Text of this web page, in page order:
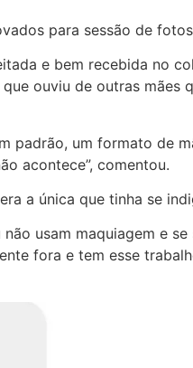
para sessão de
e bem recebida no
ouviu de outras
padrão, um formato de
acontece”, comentou.
a única que tinha se
usam maquiagem e
fora e tem esse